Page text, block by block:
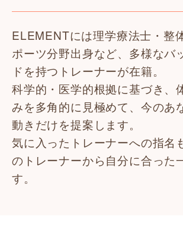
ELEMENTには理学療法士・整
ポーツ分野出身など、多様なバ
ドを持つトレーナーが在籍。
科学的・医学的根拠に基づき、
みを多角的に見極めて、今のあ
動きだけを提案します。
気に入ったトレーナーへの指名
のトレーナーから自分に合った
す。